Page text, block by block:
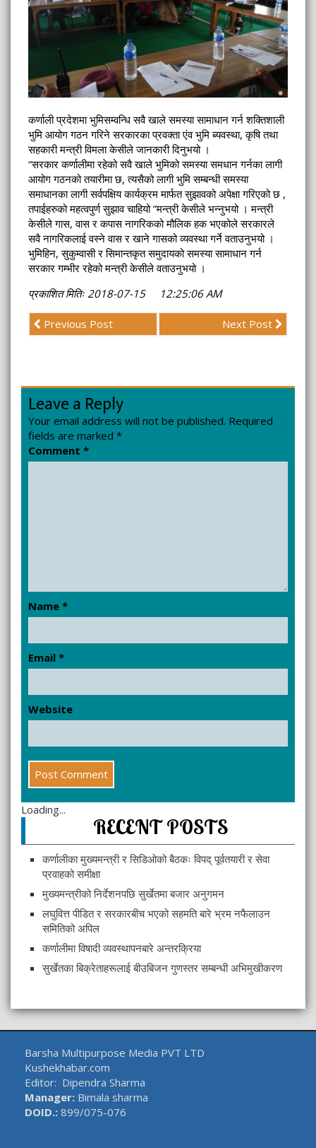
कर्णाली प्रदेशमा भुमिसम्वन्धि सवै खाले समस्या सामाधान गर्न शक्तिशाली
भुमि आयोग गठन गरिने सरकारका प्रवक्ता एंव भुमि ब्यवस्था, कृषि तथा
सहकारी मन्त्री विमला केसीले जानकारी दिनुभयो ।
“सरकार कर्णालीमा रहेको सवै खाले भुमिको समस्या समधान गर्नका लागी
आयोग गठनको तयारीमा छ, त्यसैको लागी भुमि सम्बन्धी समस्या
समाधानका लागी सर्वपक्षिय कार्यक्रम मार्फत सुझावको अपेक्षा गरिएको छ ,
तपाईहरुको महत्वपुर्ण सुझाव चाहियो ”मन्त्री केसीले भन्नुभयो । मन्त्री
केसीले गास, वास र कपास नागरिकको मौलिक हक भएकोले सरकारले
सवै नागरिकलाई वस्ने वास र खाने गासको व्यवस्था गर्ने वताउनुभयो ।
भुमिहिन, सुकुम्वासी र सिमान्तकृत समुदायको समस्या सामाधान गर्न
सरकार गम्भीर रहेको मन्त्री केसीले वताउनुभयो ।
प्रकाशित मितिः 2018-07-15 12:25:06 AM
Previous Post Next Post
Leave a Reply
Your email address will not be published. Required
fields are marked *
Comment *
Name *
Email *
Website
Loading...
RECENT POSTS
कर्णालीका मुख्यमन्त्री र सिडिओको बैठकः विपद् पूर्वतयारी र सेवा
प्रवाहको समीक्षा
मुख्यमन्त्रीको निर्देशनपछि सुर्खेतमा बजार अनुगमन
लघुवित्त पीडित र सरकारबीच भएको सहमति बारे भ्रम नफैलाउन
समितिको अपिल
कर्णालीमा विषादी व्यवस्थापनबारे अन्तरक्रिया
सुर्खेतका बिक्रेताहरूलाई बीउबिजन गुणस्तर सम्बन्धी अभिमुखीकरण
Barsha Multipurpose Media PVT LTD
Kushekhabar.com
Editor: Dipendra Sharma
Manager: Bimala sharma
DOID.: 899/075-076